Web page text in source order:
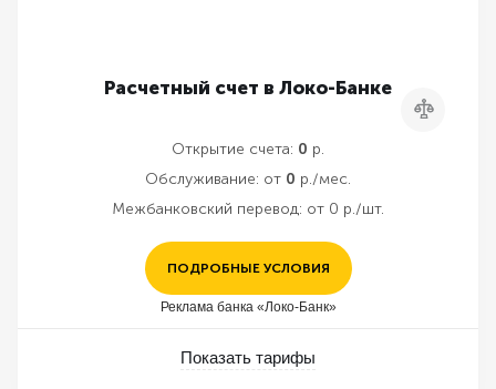
Расчетный счет в Локо-Банке
Сравнить
Открытие счета: 0 р.
Обслуживание: от 0 р./мес.
Межбанковский перевод: от 0 р./шт.
ПОДРОБНЫЕ УСЛОВИЯ
Реклама банка «Локо-Банк»
Показать тарифы